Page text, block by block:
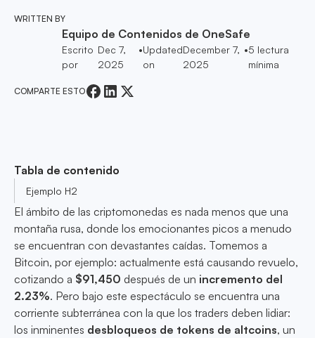
WRITTEN BY
Equipo de Contenidos de OneSafe
Escrito
por
Dec 7,
2025
•Updated
on
December 7,
2025
•5 lectura
mínima
COMPARTE ESTO
Tabla de contenido
Ejemplo H2
El ámbito de las criptomonedas es nada menos que una
montaña rusa, donde los emocionantes picos a menudo
se encuentran con devastantes caídas. Tomemos a
Bitcoin, por ejemplo: actualmente está causando revuelo,
cotizando a $91,450 después de un incremento del
2.23%. Pero bajo este espectáculo se encuentra una
corriente subterránea con la que los traders deben lidiar:
los inminentes desbloqueos de tokens de altcoins, un